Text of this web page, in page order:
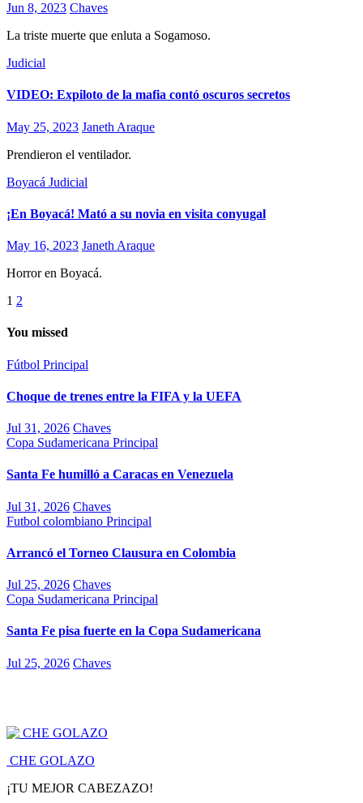
Jun 8, 2023 Chaves
La triste muerte que enluta a Sogamoso.
Judicial
VIDEO: Expiloto de la mafia contó oscuros secretos
May 25, 2023 Janeth Araque
Prendieron el ventilador.
Boyacá Judicial
¡En Boyacá! Mató a su novia en visita conyugal
May 16, 2023 Janeth Araque
Horror en Boyacá.
Paginación
de
1 2
You missed
Fútbol Principal
Choque de trenes entre la FIFA y la UEFA
Jul 31, 2026 Chaves
Copa Sudamericana Principal
Santa Fe humilló a Caracas en Venezuela
Jul 31, 2026 Chaves
Futbol colombiano Principal
Arrancó el Torneo Clausura en Colombia
Jul 25, 2026 Chaves
Copa Sudamericana Principal
Santa Fe pisa fuerte en la Copa Sudamericana
Jul 25, 2026 Chaves
CHE GOLAZO
¡TU MEJOR CABEZAZO!